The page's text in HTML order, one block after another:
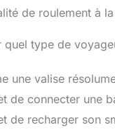
de roulement à
type de
une valise
de connecter une
de recharger son